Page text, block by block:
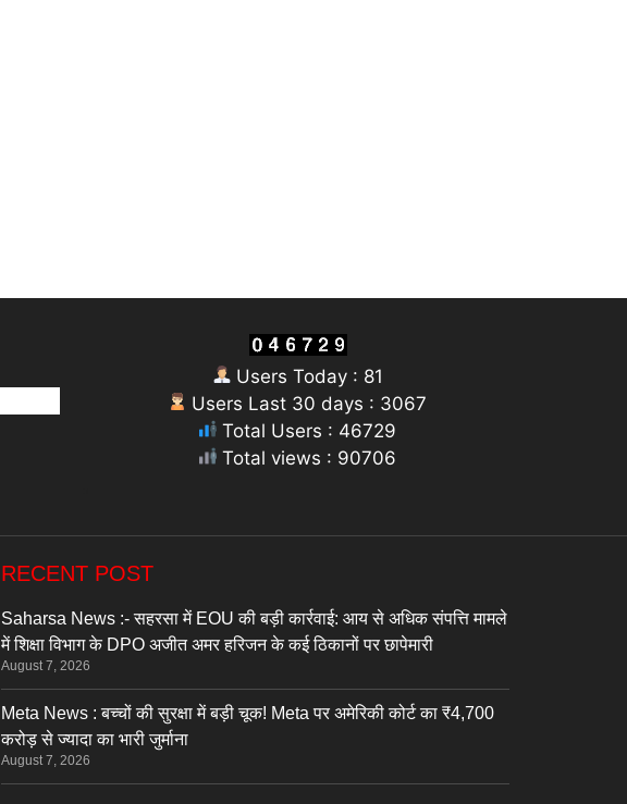
Users Today : 81
Users Last 30 days : 3067
Total Users : 46729
Total views : 90706
RECENT POST
Saharsa News :- सहरसा में EOU की बड़ी कार्रवाई: आय से अधिक संपत्ति मामले
में शिक्षा विभाग के DPO अजीत अमर हरिजन के कई ठिकानों पर छापेमारी
August 7, 2026
Meta News : बच्चों की सुरक्षा में बड़ी चूक! Meta पर अमेरिकी कोर्ट का ₹4,700
करोड़ से ज्यादा का भारी जुर्माना
August 7, 2026